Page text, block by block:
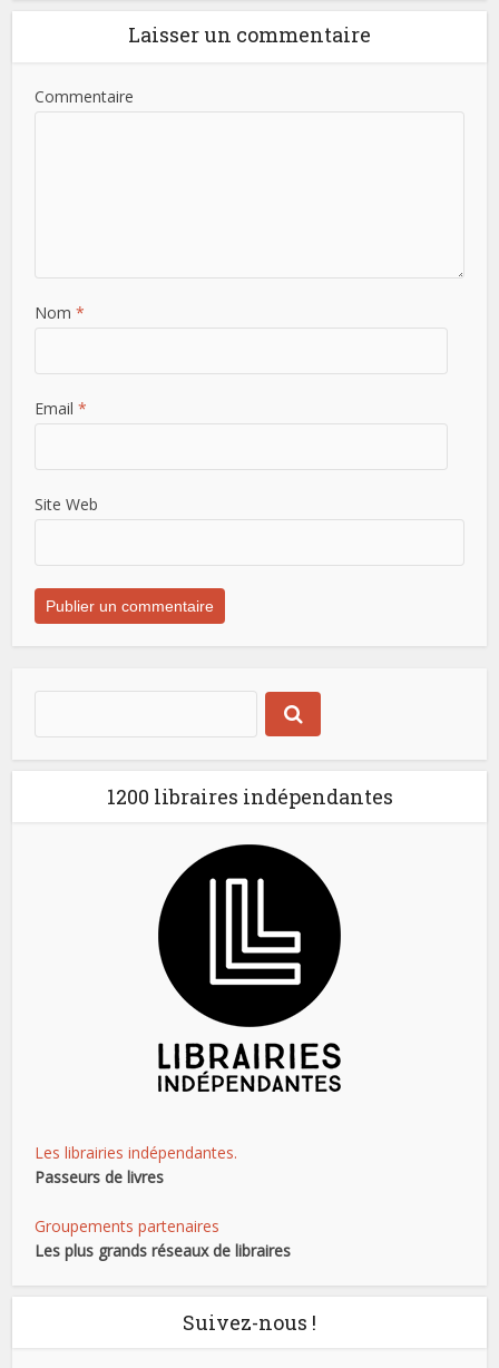
Laisser un commentaire
Commentaire
Nom *
Email *
Site Web
1200 libraires indépendantes
Les librairies indépendantes.
Passeurs de livres
Groupements partenaires
Les plus grands réseaux de libraires
Suivez-nous !